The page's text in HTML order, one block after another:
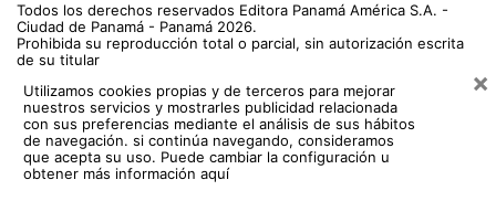
Todos los derechos reservados Editora Panamá América S.A. -
Ciudad de Panamá - Panamá 2026.
Prohibida su reproducción total o parcial, sin autorización escrita
de su titular
Utilizamos cookies propias y de terceros para mejorar
nuestros servicios y mostrarles publicidad relacionada
con sus preferencias mediante el análisis de sus hábitos
de navegación. si continúa navegando, consideramos
que acepta su uso. Puede cambiar la configuración u
obtener más información aquí
×